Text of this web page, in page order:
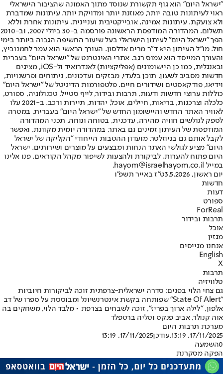
"ישראל היום" הוא גוף תקשורת שנוסד מתוך האמונה שהציבור הישראלי
ראוי לעיתונות טובה יותר, מאוזנת יותר ומדויקת יותר. עיתונות שמדברת
ולא צועקת. עיתונות אמינה, אובייקטיבית ועניינית. עיתונות אחרת וללא
תשלום. המהדורה המודפסת הראשונה פורסמה ב-30 ביולי 2007, וב-2010
הפך "ישראל היום" לעיתון הישראלי בעל שיעור החשיפה הגבוה ביותר בימי
חול. מו"ל העיתון היא ד"ר מרים אדלסון. העורך הראשי הוא עמר לחמנוביץ,
והעורך המייסד הוא עמוס רגב. אתרי האינטרנט של "ישראל היום" בעברית
ובאנגלית, כמו כן היישומונים (אפליקציות) לאנדרואיד ול-iOS, מציגים
חדשות מסביב לשעון, תוכן בלעדי, מבזקים ועדכונים, ניתוחים ופרשנויות,
וידיאו, פודקאסטים ושידורים חיים. פלטפורמות הדיגיטל של "ישראל היום"
כוללות ערוצי חדשות ודעות, תרבות ובידור, לייף סטייל, טכנולוגיה, ספורט,
כלכלה וצרכנות, בריאות, חיילים, אוכל, יהדות, תיירות ורכב. ב-2021 עלו
לאוויר האתר החדש והיישומון החדש של "ישראל היום" בעברית, במטרה
לספק לגולשים חוויה מהירה, עדכנית, בטוחה ונוחה. תכני המהדורה
המודפסת של העיתון זמינים גם באתר, במהדורה יומית מקוונת, ואפשר
לקבל אותם גם בניוזלטר. מועדון ההטבות הייחודי "הקליקה של ישראל
היום" מציע לגולשי האתר הנחות ומבצעים על מוצרים ושירותים. ישראל
היום פתוח להערות, לביקורת ולהצעות לשיפור מקהל הקוראים. פנו אלינו
במייל hayom@israelhayom.co.il.
יום ראשון, 3.5.2026
ט"ז באייר תשפ"ו
חדשות
דעות
ספורט
ForReal
תרבות ובידור
אוכל
מגזין
אנחנו מגייסים
English
X
תרבות
טלוויזיה
גם צחי הלוי בפנים: סדרה ישראלית-צרפתית זוכה לביקורות חיוביות
"State Of Alert" שפותחה בקשת אינטרנשיונל ומבוססת על ספרו של דב
אלפון, "לילה ארוך בפריז", זוכה לשבחים בצרפת • מלבד הלוי, משחקים בה
אוה קנולר, אביב פנקס וטליה ברטפלד
מערכת תרבות היום
17/11/2025, 13:19
,עודכן17/11/2025, 13:19
0השמעה
הפקה מסקרנת